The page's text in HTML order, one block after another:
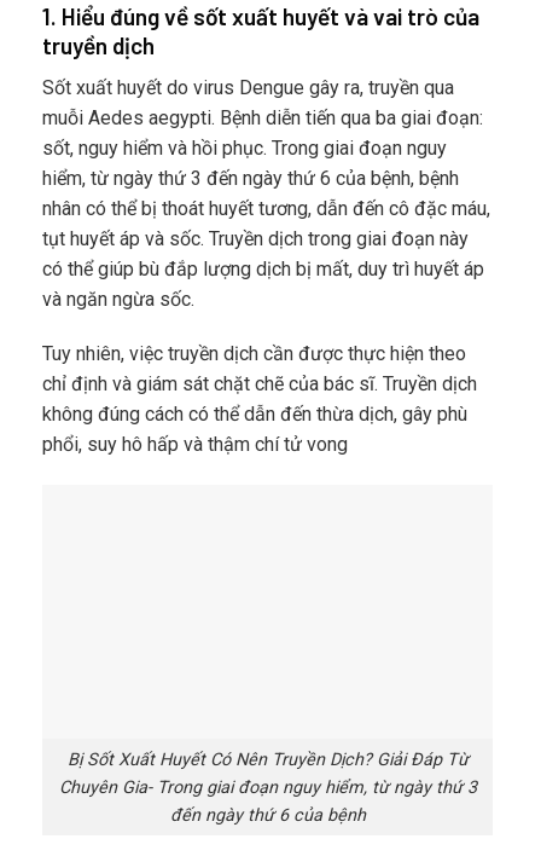
1. Hiểu đúng về sốt xuất huyết và vai trò của
truyền dịch
Sốt xuất huyết do virus Dengue gây ra, truyền qua
muỗi Aedes aegypti. Bệnh diễn tiến qua ba giai đoạn:
sốt, nguy hiểm và hồi phục. Trong giai đoạn nguy
hiểm, từ ngày thứ 3 đến ngày thứ 6 của bệnh, bệnh
nhân có thể bị thoát huyết tương, dẫn đến cô đặc máu,
tụt huyết áp và sốc. Truyền dịch trong giai đoạn này
có thể giúp bù đắp lượng dịch bị mất, duy trì huyết áp
và ngăn ngừa sốc.
Tuy nhiên, việc truyền dịch cần được thực hiện theo
chỉ định và giám sát chặt chẽ của bác sĩ. Truyền dịch
không đúng cách có thể dẫn đến thừa dịch, gây phù
phổi, suy hô hấp và thậm chí tử vong
Bị Sốt Xuất Huyết Có Nên Truyền Dịch? Giải Đáp Từ
Chuyên Gia- Trong giai đoạn nguy hiểm, từ ngày thứ 3
đến ngày thứ 6 của bệnh